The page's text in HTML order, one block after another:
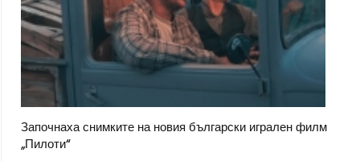
Започнаха снимките на новия български игрален филм
„Пилоти“